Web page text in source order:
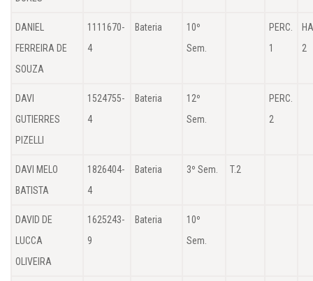
DANIEL
FERREIRA DE
SOUZA
1111670-
4
Bateria
10º
Sem.
PERC.
1
2
DAVI
GUTIERRES
PIZELLI
1524755-
4
Bateria
12º
Sem.
PERC.
2
DAVI MELO
BATISTA
1826404-
4
Bateria 3º Sem. T.2
DAVID DE
LUCCA
OLIVEIRA
1625243-
9
Bateria
10º
Sem.